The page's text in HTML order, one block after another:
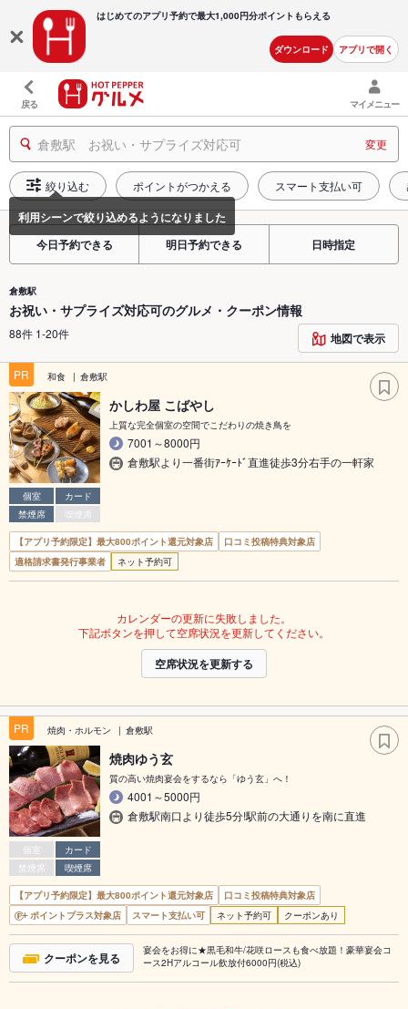
はじめてのアプリ予約で最大1,000円分ポイントもらえる
ダウンロード アプリで開く
戻る マイメニュー
倉敷駅 お祝い・サプライズ対応可 変更
絞り込む ポイントがつかえる スマート支払い可
今日予約できる 明日予約できる 日時指定
倉敷駅
お祝い・サプライズ対応可のグルメ・クーポン情報
88件 1-20件 地図で表示
PR 和食 倉敷駅
個室
カード
禁煙席
喫煙席
かしわ屋 こばやし
上質な完全個室の空間でこだわりの焼き鳥を
7001～8000円
倉敷駅より一番街ｱｰｹｰﾄﾞ直進徒歩3分右手の一軒家
【アプリ予約限定】最大800ポイント還元対象店
口コミ投稿特典対象店
適格請求書発行事業者
ネット予約可
カレンダーの更新に失敗しました。
下記ボタンを押して空席状況を更新してください。
空席状況を更新する
PR 焼肉・ホルモン 倉敷駅
個室
カード
禁煙席
喫煙席
焼肉ゆう玄
質の高い焼肉宴会をするなら「ゆう玄」へ！
4001～5000円
倉敷駅南口より徒歩5分!駅前の大通りを南に直進
【アプリ予約限定】最大800ポイント還元対象店
口コミ投稿特典対象店
ポイントプラス対象店
スマート支払い可 ネット予約可 クーポンあり
クーポンを見る
宴会をお得に★黒毛和牛/花咲ロースも食べ放題！豪華宴会コ
ース2Hアルコール飲放付6000円(税込)